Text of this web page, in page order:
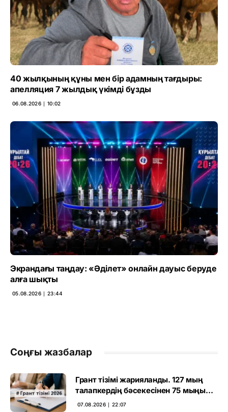
40 жылқының құны мен бір адамның тағдыры:
апелляция 7 жылдық үкімді бұзды
06.08.2026 ∣ 10:02
Экрандағы таңдау: «Әділет» онлайн дауыс беруде
алға шықты
05.08.2026 ∣ 23:44
Соңғы жазбалар
Грант тізімі жарияланды. 127 мың
талапкердің бәсекесінен 75 мыңы
өтті
07.08.2026 ∣ 22:07